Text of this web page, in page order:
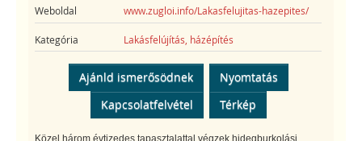
Weboldal www.zugloi.info/Lakasfelujitas-hazepites/
Kategória Lakásfelújítás, házépítés
Ajánld ismerősödnek
Nyomtatás
Kapcsolatfelvétel
Térkép
Közel három évtizedes tapasztalattal végzek hidegburkolási